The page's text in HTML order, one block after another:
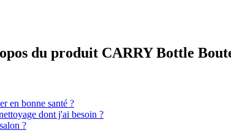
du produit CARRY Bottle
en bonne santé ?
dont j'ai besoin ?
?